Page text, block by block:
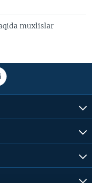
muxlislar